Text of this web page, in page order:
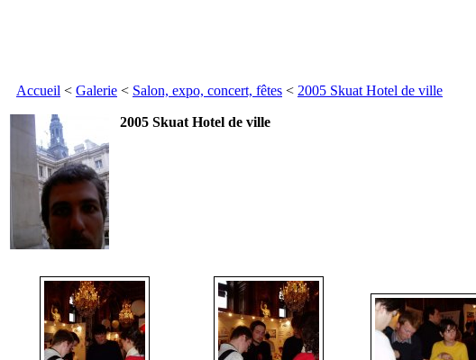
Accueil < Galerie < Salon, expo, concert, fêtes < 2005 Skuat Hotel de ville
2005 Skuat Hotel de ville